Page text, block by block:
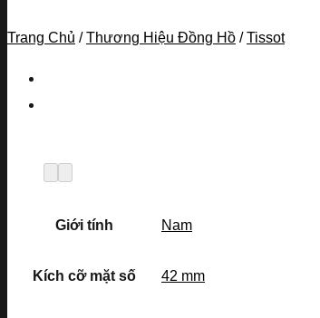
Trang Chủ / Thương Hiệu Đồng Hồ / Tissot
Giới tính Nam
Kích cỡ mặt số 42 mm